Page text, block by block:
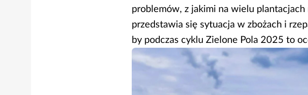
problemów, z jakimi na wielu
przedstawia się sytuacja w zbożach i
by podczas cyklu Zielone Pola 2025 to